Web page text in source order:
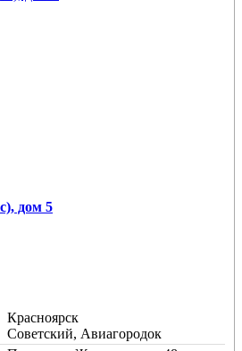
дом 5
Красноярск
Советский, Авиагородок